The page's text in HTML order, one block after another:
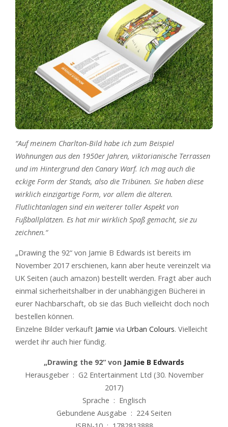
“Auf meinem Charlton-Bild habe ich zum Beispiel
Wohnungen aus den 1950er Jahren, viktorianische Terrassen
und im Hintergrund den Canary Warf. Ich mag auch die
eckige Form der Stands, also die Tribünen. Sie haben diese
wirklich einzigartige Form, vor allem die älteren.
Flutlichtanlagen sind ein weiterer toller Aspekt von
Fußballplätzen. Es hat mir wirklich Spaß gemacht, sie zu
zeichnen.“
„Drawing the 92“ von Jamie B Edwards ist bereits im
November 2017 erschienen, kann aber heute vereinzelt via
UK Seiten (auch amazon) bestellt werden. Fragt aber auch
einmal sicherheitshalber in der unabhängigen Bücherei in
eurer Nachbarschaft, ob sie das Buch vielleicht doch noch
bestellen können.
Einzelne Bilder verkauft Jamie via Urban Colours. Vielleicht
werdet ihr auch hier fündig.
„Drawing the 92“ von Jamie B Edwards
Herausgeber ‏ : ‎ G2 Entertainment Ltd (30. November
2017)
Sprache ‏ : ‎ Englisch
Gebundene Ausgabe ‏ : ‎ 224 Seiten